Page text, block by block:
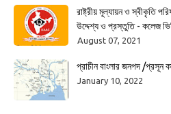
রাষ্ট্রীয় মূল্যায়ন ও স্বীকৃতি
উদ্দেশ্য ও প্রস্তুতি - কলেজ
August 07, 2021
প্রাচীন বাংলার জনপদ /প্রসূন
January 10, 2022